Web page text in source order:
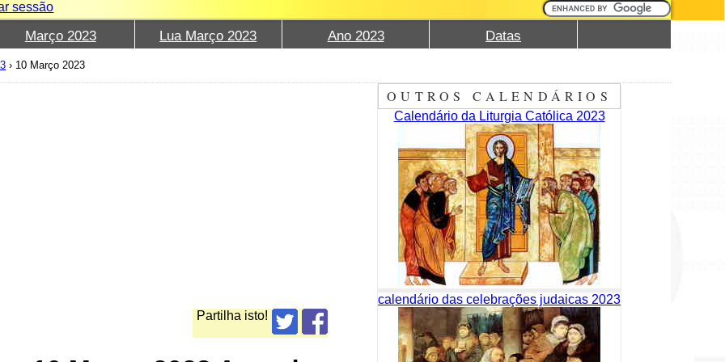
sessão
Março 2023 Lua Março 2023 Ano 2023 Datas
› 10 Março 2023
Partilha isto!
OUTROS CALENDÁRIOS
Calendário da Liturgia Católica 2023
calendário das celebrações judaicas 2023